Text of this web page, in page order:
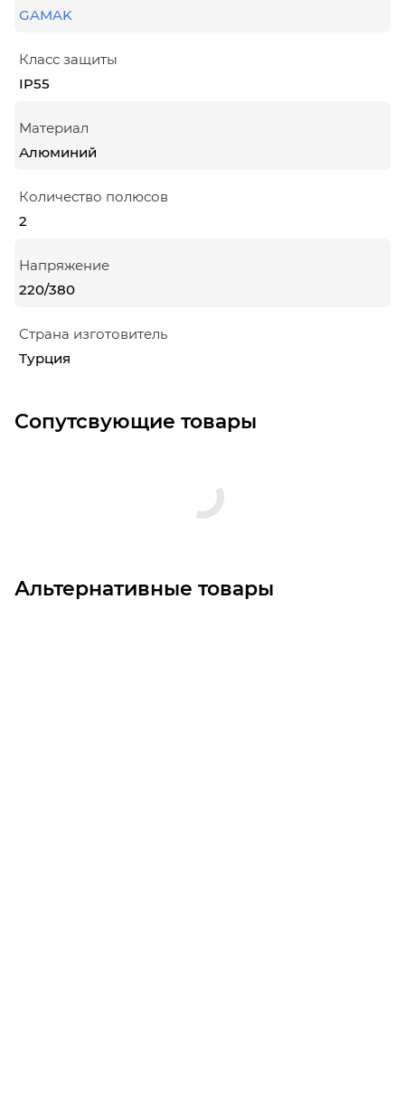
GAMAK
Класс защиты
IP55
Материал
Алюминий
Количество полюсов
2
Напряжение
220/380
Страна изготовитель
Турция
Сопутсвующие товары
Альтернативные товары